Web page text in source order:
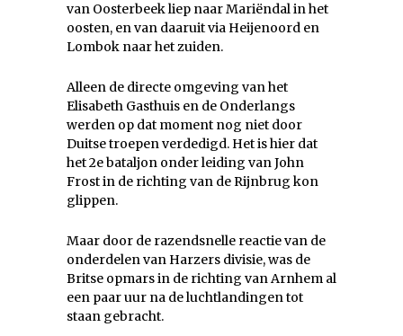
van Oosterbeek liep naar Mariëndal in het
oosten, en van daaruit via Heijenoord en
Lombok naar het zuiden.
Alleen de directe omgeving van het
Elisabeth Gasthuis en de Onderlangs
werden op dat moment nog niet door
Duitse troepen verdedigd. Het is hier dat
het 2e bataljon onder leiding van John
Frost in de richting van de Rijnbrug kon
glippen.
Maar door de razendsnelle reactie van de
onderdelen van Harzers divisie, was de
Britse opmars in de richting van Arnhem al
een paar uur na de luchtlandingen tot
staan gebracht.